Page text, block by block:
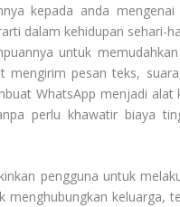
kepada anda mengenai
dalam kehidupan sehari-
untuk
mengirim pesan teks,
WhatsApp menjadi
perlu khawatir biaya
pengguna untuk
keluarga,